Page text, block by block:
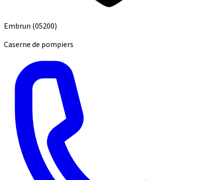
Embrun (05200)
Caserne de pompiers